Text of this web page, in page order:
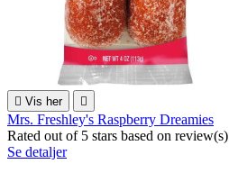
 Vis her 
Mrs. Freshley's Raspberry Dreamies
Rated out of 5 stars based on review(s)
Se detaljer